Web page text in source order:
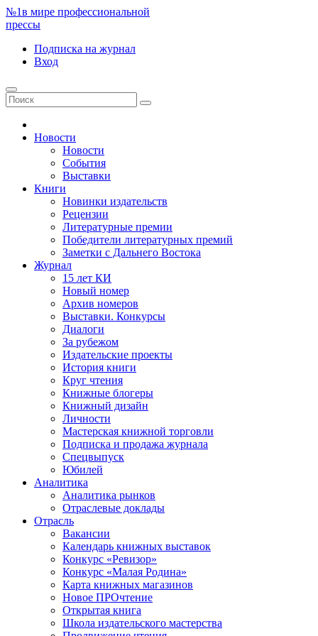
№1в мире профессиональной
прессы
Подписка на журнал
Вход
Новости
Новости
События
Выставки
Книги
Новинки издательств
Рецензии
Литературные премии
Победители литературных премий
Заметки с Дальнего Востока
Журнал
15 лет КИ
Новый номер
Архив номеров
Выставки. Конкурсы
Диалоги
За рубежом
Издательские проекты
История книги
Круг чтения
Книжные блогеры
Книжный дизайн
Личности
Мастерская книжной торговли
Подписка и продажа журнала
Спецвыпуск
Юбилей
Аналитика
Аналитика рынков
Отраслевые доклады
Отрасль
Вакансии
Календарь книжных выставок
Конкурс «Ревизор»
Конкурс «Малая Родина»
Карта книжных магазинов
Новое ПРОчтение
Открытая книга
Школа издательского мастерства